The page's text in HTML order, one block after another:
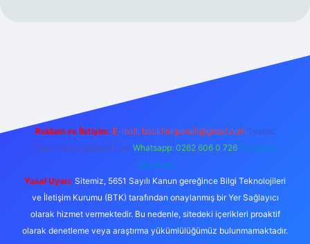
Reklam ve İletişim: E-mail: backlinkpaneli@gmail.com Teams:
forumhizmeti@gmail.com Whatsapp: 0262 606 0 726 Telegram:
@karabul
Yasal Uyarı: Sitemiz, 5651 Sayılı Kanun gereğince Bilgi Teknolojileri
ve İletişim Kurumu (BTK) tarafından onaylanmış bir Yer Sağlayıcı
olarak hizmet vermektedir. Bu nedenle, sitedeki içerikleri proaktif
olarak denetleme veya araştırma yükümlülüğümüz bulunmamaktadır.